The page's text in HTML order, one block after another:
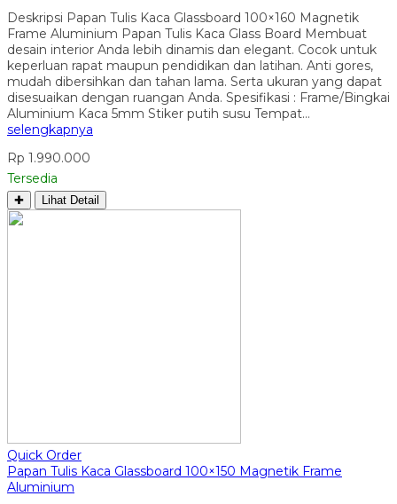
Deskripsi Papan Tulis Kaca Glassboard 100×160 Magnetik
Frame Aluminium Papan Tulis Kaca Glass Board Membuat
desain interior Anda lebih dinamis dan elegant. Cocok untuk
keperluan rapat maupun pendidikan dan latihan. Anti gores,
mudah dibersihkan dan tahan lama. Serta ukuran yang dapat
disesuaikan dengan ruangan Anda. Spesifikasi : Frame/Bingkai
Aluminium Kaca 5mm Stiker putih susu Tempat…
selengkapnya
Rp 1.990.000
Tersedia
✚ Lihat Detail
Quick Order
Papan Tulis Kaca Glassboard 100×150 Magnetik Frame
Aluminium